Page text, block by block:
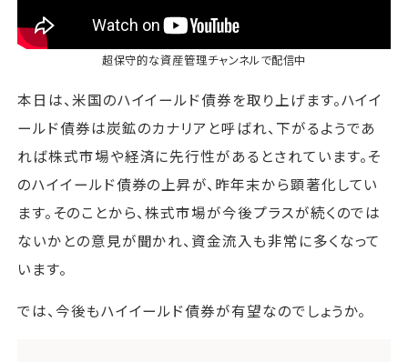
超保守的な資産管理チャンネルで配信中
本日は、米国のハイイールド債券を取り上げます。ハイイ
ールド債券は炭鉱のカナリアと呼ばれ、下がるようであ
れば株式市場や経済に先行性があるとされています。そ
のハイイールド債券の上昇が、昨年末から顕著化してい
ます。そのことから、株式市場が今後プラスが続くのでは
ないかとの意見が聞かれ、資金流入も非常に多くなって
います。
では、今後もハイイールド債券が有望なのでしょうか。